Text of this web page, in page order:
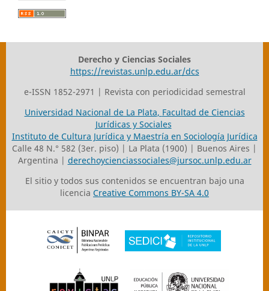
Derecho y Ciencias Sociales
https://revistas.unlp.edu.ar/dcs
e-ISSN 1852-2971 | Revista con periodicidad semestral
Universidad Nacional de La Plata, Facultad de Ciencias
Jurídicas y Sociales
Instituto de Cultura Jurídica y Maestría en Sociología Jurídica
Calle 48 N.° 582 (3er. piso) | La Plata (1900) | Buenos Aires |
Argentina | derechoycienciassociales@jursoc.unlp.edu.ar
El sitio y todos sus contenidos se encuentran bajo una
licencia Creative Commons BY-SA 4.0